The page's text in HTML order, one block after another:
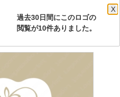
します
過去30日間にこのロゴの
X
閲覧が10件ありました。